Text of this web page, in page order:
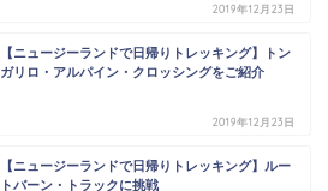
2019年12月23日
【ニュージーランドで日帰りトレッキング】トン
ガリロ・アルパイン・クロッシングをご紹介
2019年12月23日
【ニュージーランドで日帰りトレッキング】ルー
トバーン・トラックに挑戦